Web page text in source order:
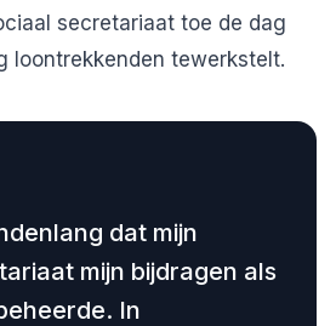
secretariaat toe de dag
loontrekkenden tewerkstelt.
dat mijn
mijn bijdragen als
In